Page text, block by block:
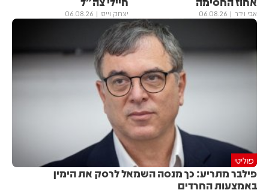
אבי וידר 06.08.26 יצחק וייס 06.08.26
פוליטי
פילבר מתריע: כך מנסה השמאל לרסק את הימין
באמצעות החרדים